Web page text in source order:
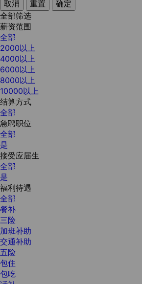
取消 重置
确定
全部筛选
薪资范围
全部
2000以上
4000以上
6000以上
8000以上
10000以上
结算方式
全部
急聘职位
全部
是
接受应届生
全部
是
福利待遇
全部
餐补
三险
加班补助
交通补助
五险
包住
包吃